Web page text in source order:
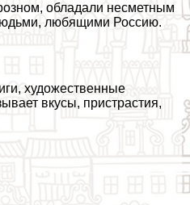
обладали несметным
любящими Россию.
художественные
вкусы, пристрастия,